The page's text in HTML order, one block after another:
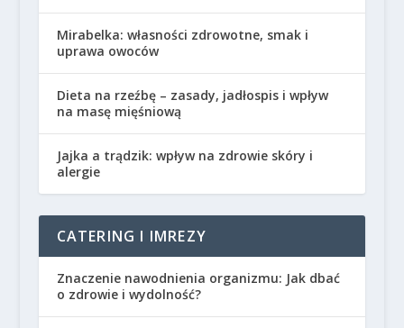
Mirabelka: własności zdrowotne, smak i
uprawa owoców
Dieta na rzeźbę – zasady, jadłospis i wpływ
na masę mięśniową
Jajka a trądzik: wpływ na zdrowie skóry i
alergie
CATERING I IMREZY
Znaczenie nawodnienia organizmu: Jak dbać
o zdrowie i wydolność?